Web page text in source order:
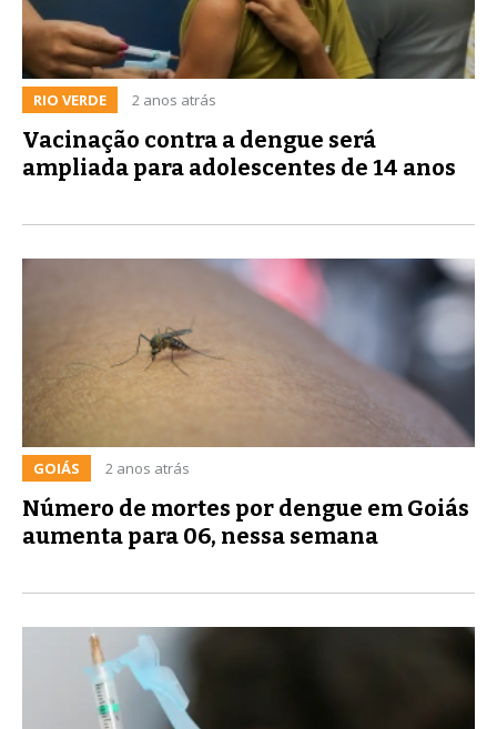
RIO VERDE 2 anos atrás
Vacinação contra a dengue será
ampliada para adolescentes de 14 anos
GOIÁS 2 anos atrás
Número de mortes por dengue em Goiás
aumenta para 06, nessa semana